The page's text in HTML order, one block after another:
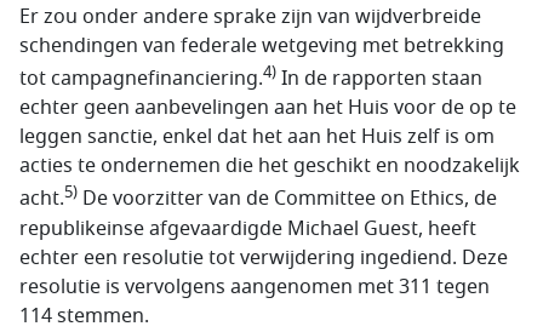
Er zou onder andere sprake zijn van wijdverbreide
schendingen van federale wetgeving met betrekking
tot campagnefinanciering.4) In de rapporten staan
echter geen aanbevelingen aan het Huis voor de op te
leggen sanctie, enkel dat het aan het Huis zelf is om
acties te ondernemen die het geschikt en noodzakelijk
acht.5) De voorzitter van de Committee on Ethics, de
republikeinse afgevaardigde Michael Guest, heeft
echter een resolutie tot verwijdering ingediend. Deze
resolutie is vervolgens aangenomen met 311 tegen
114 stemmen.